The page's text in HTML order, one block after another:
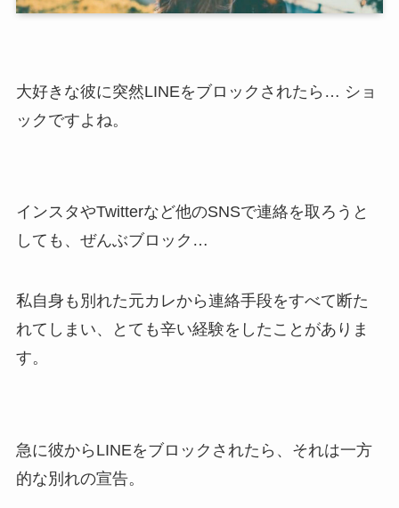
大好きな彼に突然LINEをブロックされたら… ショ
ックですよね。
インスタやTwitterなど他のSNSで連絡を取ろうと
しても、ぜんぶブロック…
私自身も別れた元カレから連絡手段をすべて断た
れてしまい、とても辛い経験をしたことがありま
す。
急に彼からLINEをブロックされたら、それは一方
的な別れの宣告。